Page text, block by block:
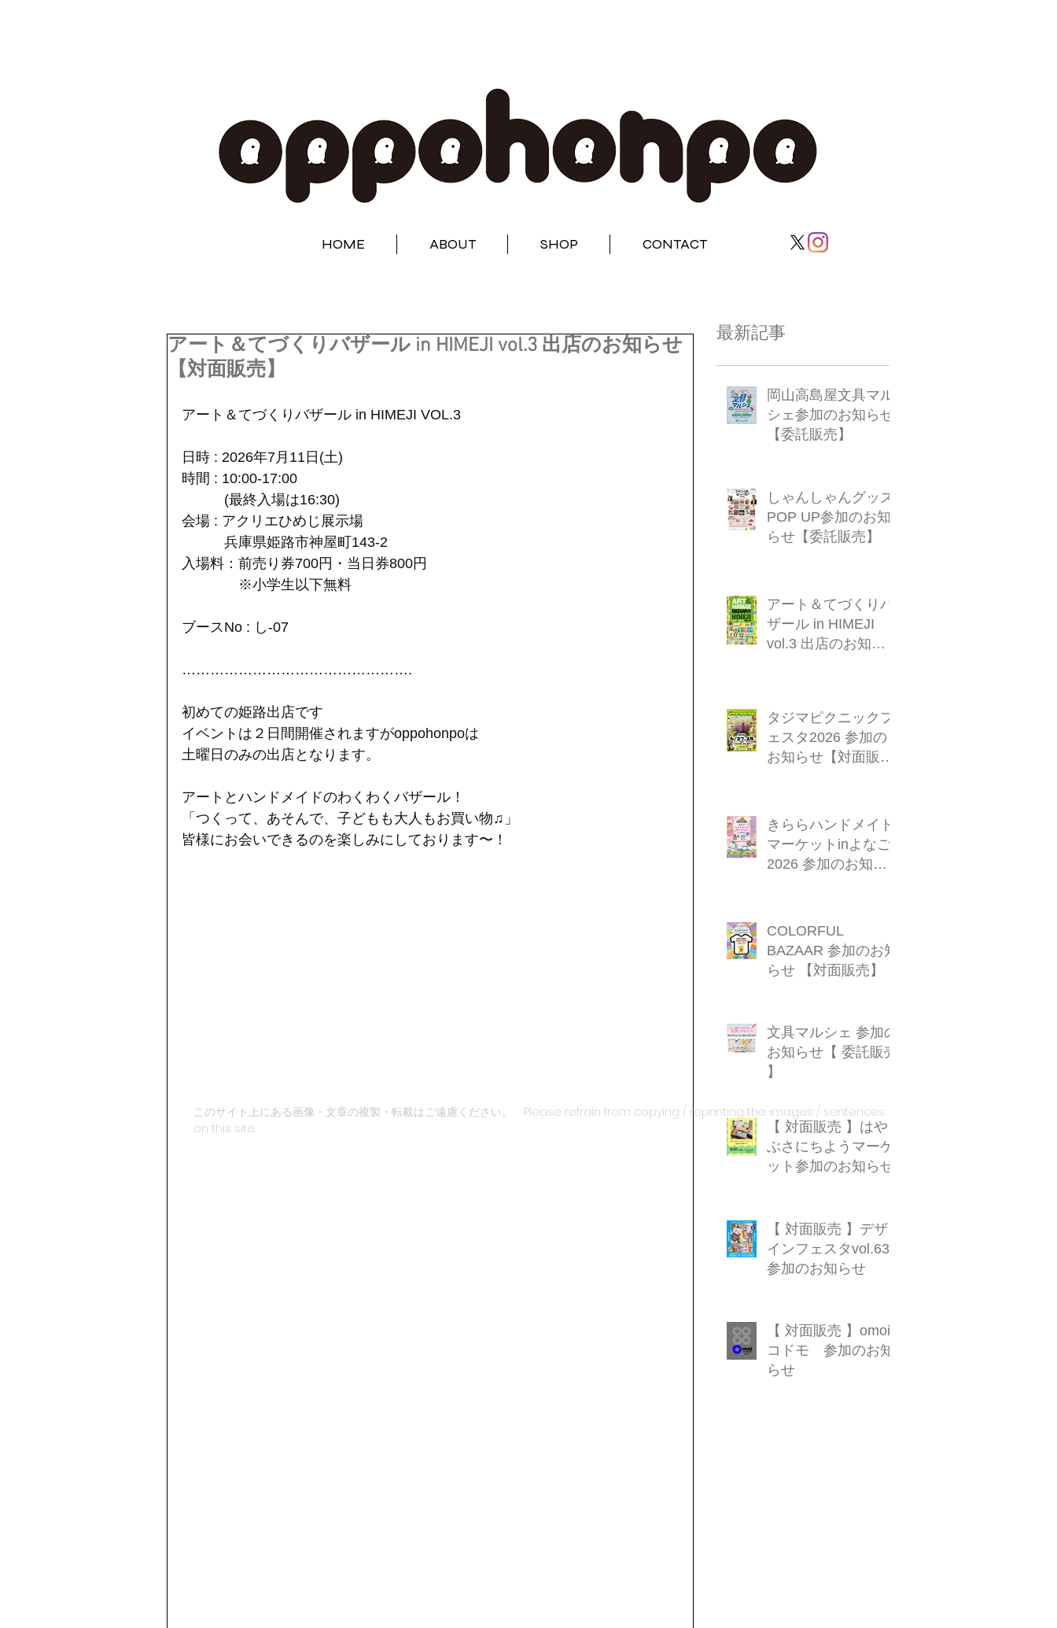
HOME ABOUT SHOP CONTACT
アート＆てづくりバザール in HIMEJI vol.3 出店のお知らせ
【対面販売】
アート＆てづくりバザール in HIMEJI VOL.3
日時 : 2026年7月11日(土)
時間 : 10:00-17:00
(最終入場は16:30)
会場 : アクリエひめじ展示場
兵庫県姫路市神屋町143-2
入場料：前売り券700円・当日券800円
※小学生以下無料
ブースNo : し-07
………………………………………….
初めての姫路出店です
イベントは２日間開催されますがoppohonpoは
土曜日のみの出店となります。
アートとハンドメイドのわくわくバザール！
「つくって、あそんで、子どもも大人もお買い物♫」
皆様にお会いできるのを楽しみにしております〜！
最新記事
岡山高島屋文具マル
シェ参加のお知らせ
【委託販売】
しゃんしゃんグッズ
POP UP参加のお知
らせ【委託販売】
アート＆てづくりバ
ザール in HIMEJI
vol.3 出店のお知ら
タジマピクニックフ
ェスタ2026 参加の
お知らせ【対面販
きららハンドメイド
マーケットinよなご
2026 参加のお知ら
COLORFUL
BAZAAR 参加のお知
らせ 【対面販売】
文具マルシェ 参加の
お知らせ【 委託販売
】
【 対面販売 】はや
ぶさにちようマーケ
ット参加のお知らせ
【 対面販売 】デザ
インフェスタvol.63
参加のお知らせ
【 対面販売 】omoi×
コドモ 参加のお知
らせ
このサイト上にある画像・文章の複製・転載はご遠慮ください。 Please refrain from copying / reprinting the images / sentences
on this site.